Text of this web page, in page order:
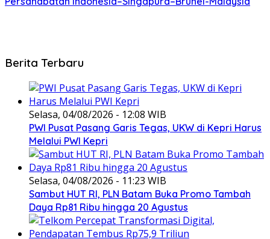
Berita Terbaru
Selasa, 04/08/2026 - 12:08 WIB
PWI Pusat Pasang Garis Tegas, UKW di Kepri Harus
Melalui PWI Kepri
Selasa, 04/08/2026 - 11:23 WIB
Sambut HUT RI, PLN Batam Buka Promo Tambah
Daya Rp81 Ribu hingga 20 Agustus